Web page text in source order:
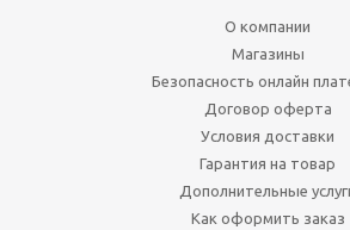
О компании
Магазины
Безопасность онлайн
Договор оферта
Условия доставки
Гарантия на товар
Дополнительные
Как оформить заказ